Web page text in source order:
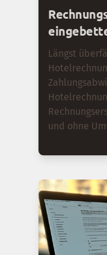
Längst
und ohne